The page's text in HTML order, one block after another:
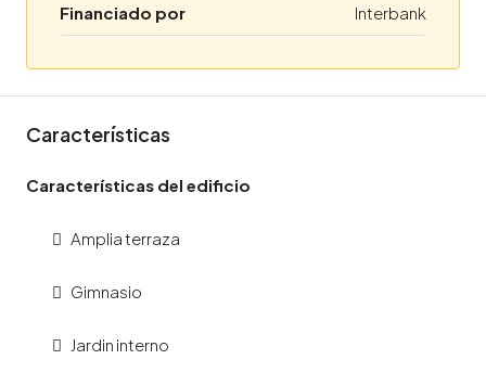
Financiado por Interbank
Características
Características del edificio
Amplia terraza
Gimnasio
Jardin interno